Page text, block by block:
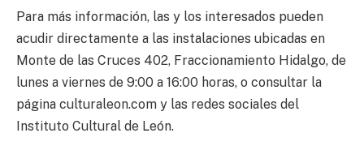
Para más información, las y los interesados pueden
acudir directamente a las instalaciones ubicadas en
Monte de las Cruces 402, Fraccionamiento Hidalgo, de
lunes a viernes de 9:00 a 16:00 horas, o consultar la
página culturaleon.com y las redes sociales del
Instituto Cultural de León.